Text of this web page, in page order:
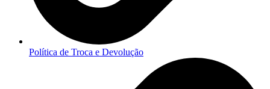
Política de Troca e Devolução